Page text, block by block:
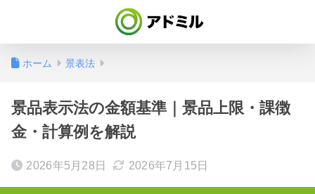
ホーム 景表法
景品表示法の金額基準｜景品上限・課徴
金・計算例を解説
2026年5月28日 2026年7月15日